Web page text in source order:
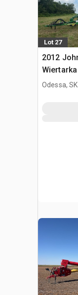
Lot 27
2012
Odessa,